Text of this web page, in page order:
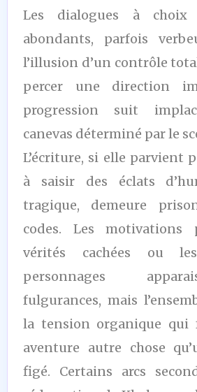
Les dialogues à
abondants, parfois
l’illusion d’un contrôle
percer une direction
progression suit
canevas déterminé par le
L’écriture, si elle parvient
à saisir des éclats
tragique, demeure
codes. Les motivations
vérités cachées ou
personnages
fulgurances, mais
la tension organique qui
aventure autre chose
figé. Certains arcs